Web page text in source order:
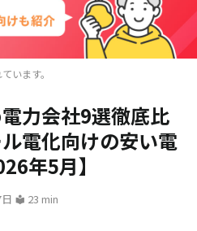
います。
力会社9選徹底比
電化向けの安い電
年5月】
23 min